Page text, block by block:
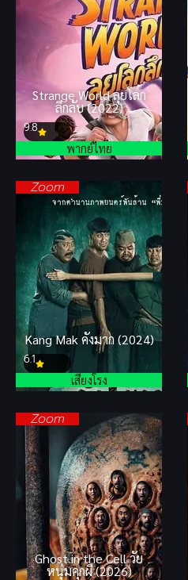
Strange World ลุยโลก
ลึกลับ (2022)
9.8
พากย์ไทย
Zoom
Kang Mak คังมาก (2024)
6.1
เสียงโรง
Zoom
Ghost in the Cell วัย
หนุ่มคุกผี (2026)